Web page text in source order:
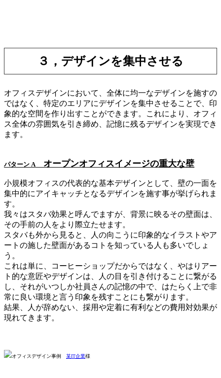
３，デザインを集中させる
オフィスデザインにおいて、全体に均一なデザインを施すの
ではなく、特定のエリアにデザインを集中させることで、印
象的な空間を作り出すことができます。これにより、オフィ
ス全体の雰囲気を引き締め、記憶に残るデザインを実現でき
ます。
パターン A オープンオフィスイメージの重大な壁
小規模オフィスの代表的な基本デザインとして、壁の一面を
集中的にアイキャッチとなるデザインを施す事が挙げられま
す。
我々はスタバ効果と呼んでますが、背景に映るその壁面は、
その手前の人をより際立たせます。
スタバも外から見ると、人の向こうに印象的なイラストやア
ートの施した壁面があるコトを知っている人も多いでしょ
う。
これは単に、コーヒーショップだからではなく、やはりアー
ト的な意匠やデザインは、人の目を引き付けることに繋がる
し、それがいつしか社員さんの記憶の中で、はたらく上で非
常に良い環境と言う印象を残すことにも繋がります。
結果、人が辞めない、採用や定着に有利などの費用対効果が
現れてきます。
オフィスデザイン事例 某IT企業様